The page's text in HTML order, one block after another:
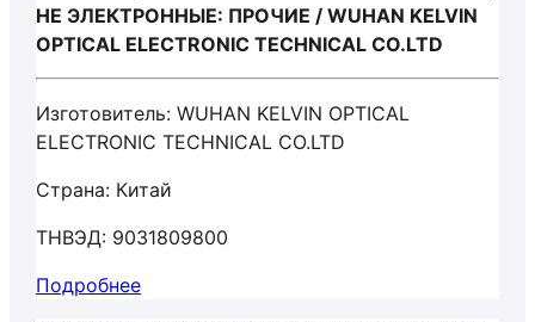
НЕ ЭЛЕКТРОННЫЕ: ПРОЧИЕ / WUHAN KELVIN
OPTICAL ELECTRONIC TECHNICAL CO.LTD
Изготовитель: WUHAN KELVIN OPTICAL
ELECTRONIC TECHNICAL CO.LTD
Страна: Китай
ТНВЭД: 9031809800
Подробнее